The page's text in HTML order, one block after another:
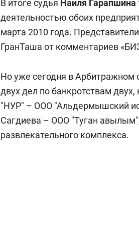
В итоге судья Наиля Гарапшина
деятельностью обоих
марта 2010 года.
ГранТаша от комментариев
Но уже сегодня в Арбитражном
двух дел по банкротствам
"НУР" – ООО "Альдермышский
Сагдиева – ООО "Туган
развлекательного комплекса.